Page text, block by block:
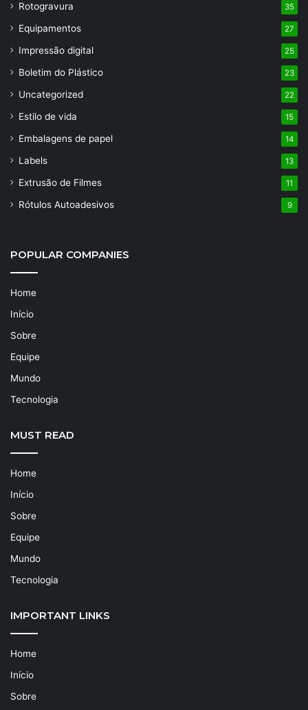
Rotogravura 35
Equipamentos 27
Impressão digital 25
Boletim do Plástico 23
Uncategorized 22
Estilo de vida 15
Embalagens de papel 14
Labels 13
Extrusão de Filmes 11
Rótulos Autoadesivos 9
POPULAR COMPANIES
Home
Início
Sobre
Equipe
Mundo
Tecnologia
MUST READ
Home
Início
Sobre
Equipe
Mundo
Tecnologia
IMPORTANT LINKS
Home
Início
Sobre